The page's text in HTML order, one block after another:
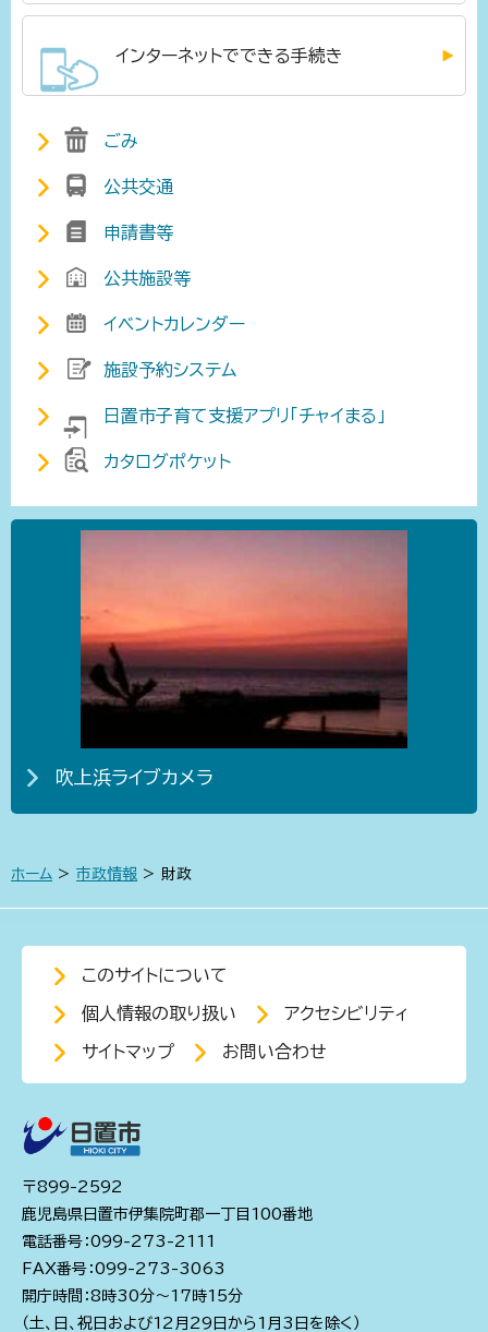
インターネットでできる手続き
ごみ
公共交通
申請書等
公共施設等
イベントカレンダー
施設予約システム
日置市子育て支援アプリ「チャイまる」
カタログポケット
吹上浜ライブカメラ
ホーム > 市政情報 > 財政
このサイトについて
個人情報の取り扱い アクセシビリティ
サイトマップ お問い合わせ
〒899-2592
鹿児島県日置市伊集院町郡一丁目100番地
電話番号：099-273-2111
FAX番号：099-273-3063
開庁時間：8時30分～17時15分
（土、日、祝日および12月29日から1月3日を除く）